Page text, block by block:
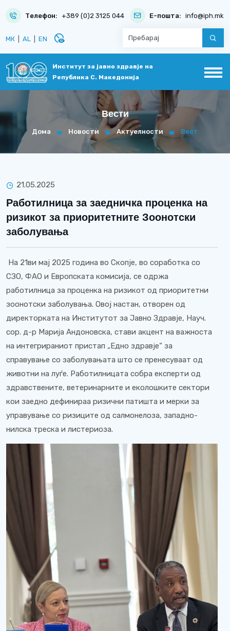
Телефон: +389 (0)2 3125 044 Е-пошта: info@iph.mk
МК AL EN disabled_visible
Институт за јавно здравје на
Република С. Македонија
Вести
Дома Новости Актуелности Вест
21.05.2025
Работилница за заедничка проценка на
ризикот за приоритетните Зоонотски
заболувања
На 21ви мај 2025 година во Скопје, во соработка со
СЗО, ФАО и Европската комисија, се одржа
работилница за проценка на ризикот од приоритетни
зоонотски заболувања. Овој настан, отворен од
директорката на Институтот за Јавно Здравје, Науч.
сор. д-р Марија Андоновска, стави акцент на важноста
на интегрираниот пристап „Едно здравје“ за
справување со заболувањата што се пренесуваат од
животни на луѓе. Работилницата собра експерти од
здравствените, ветеринарните и еколошките сектори
кои заедно дефинираа ризични патишта и мерки за
управување со ризиците од салмонелоза, западно-
нилска треска и листериоза.